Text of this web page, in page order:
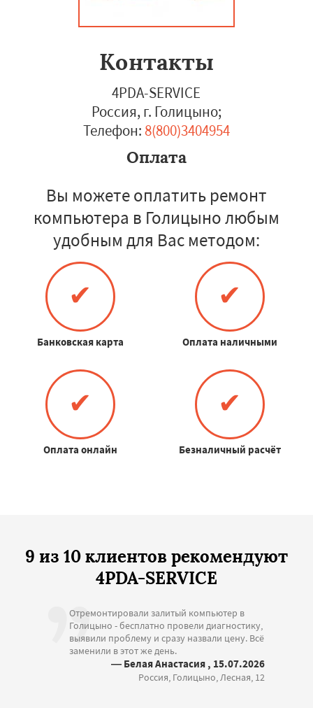
Контакты
4PDA-SERVICE
Россия, г. Голицыно;
Телефон: 8(800)3404954
Оплата
Вы можете оплатить ремонт
компьютера в Голицыно любым
удобным для Вас методом:
✔
Банковская карта
✔
Оплата наличными
✔
Оплата онлайн
✔
Безналичный расчёт
9 из 10 клиентов рекомендуют
4PDA-SERVICE
Отремонтировали залитый компьютер в
Голицыно - бесплатно провели диагностику,
выявили проблему и сразу назвали цену. Всё
заменили в этот же день.
— Белая Анастасия , 15.07.2026
Россия, Голицыно, Лесная, 12